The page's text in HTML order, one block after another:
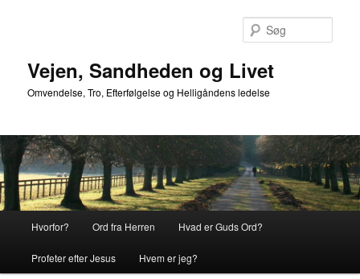
Vejen, Sandheden og Livet
Omvendelse, Tro, Efterfølgelse og Helligåndens ledelse
Hvorfor? Ord fra Herren Hvad er Guds Ord?
Profeter efter Jesus Hvem er jeg?